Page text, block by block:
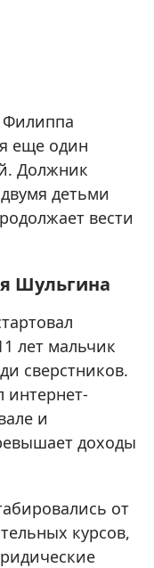
Филиппа
еще один
Должник
детьми
вести
Шульгина
лет мальчик
сверстников.
интернет-
и
доходы
от
курсов,